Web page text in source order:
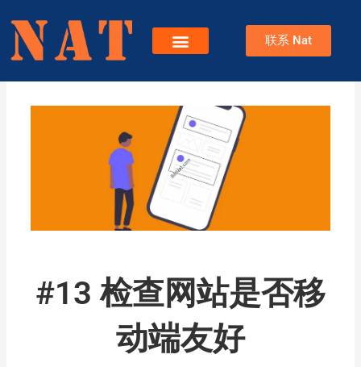
联系 Nat
#13 检查网站是否移
动端友好